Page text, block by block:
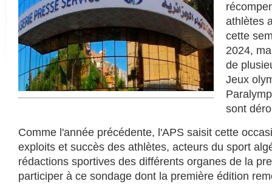
athlètes
cette
2024,
de
Jeux
sont
Comme l'année précédente, l'APS saisit cette
exploits et succès des athlètes, acteurs du sport
rédactions sportives des différents organes de la
participer à ce sondage dont la première édition